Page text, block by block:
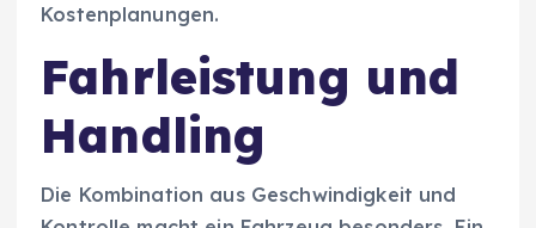
Kostenplanungen.
Fahrleistung und
Handling
Die Kombination aus Geschwindigkeit und